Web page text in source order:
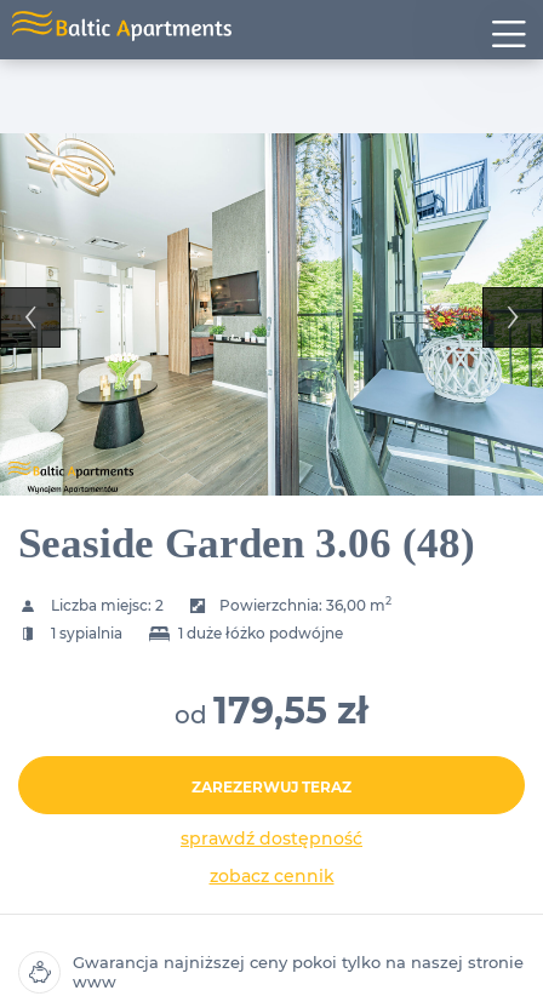
Seaside Garden 3.06 (48)
Liczba miejsc: 2 Powierzchnia:36,00 m2
1 sypialnia 1 duże łóżko podwójne
od 179,55 zł
ZAREZERWUJ TERAZ
sprawdź dostępność
zobacz cennik
Gwarancja najniższej ceny pokoi tylko na naszej stronie
www